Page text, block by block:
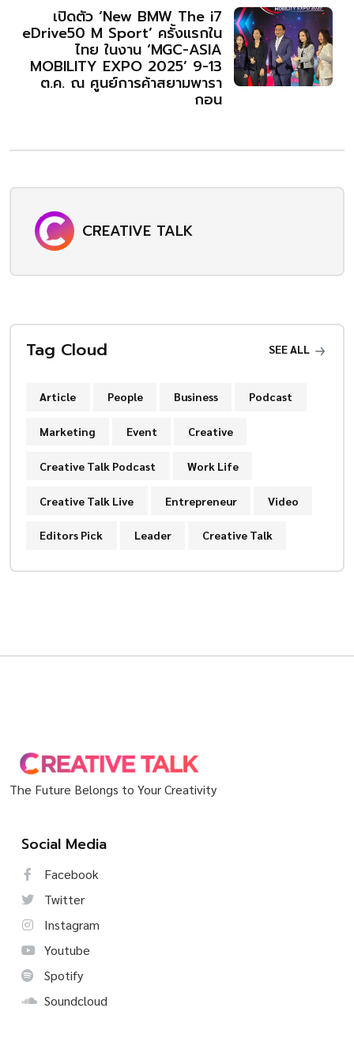
เปิดตัว ‘New BMW The i7
eDrive50 M Sport’ ครั้งแรกใน
ไทย ในงาน ‘MGC-ASIA
MOBILITY EXPO 2025’ 9-13
ต.ค. ณ ศูนย์การค้าสยามพารา
กอน
CREATIVE TALK
Tag Cloud SEE ALL
Article People Business Podcast
Marketing Event Creative
Creative Talk Podcast Work Life
Creative Talk Live Entrepreneur Video
Editors Pick Leader Creative Talk
The Future Belongs to Your Creativity
Social Media
Facebook
Twitter
Instagram
Youtube
Spotify
Soundcloud